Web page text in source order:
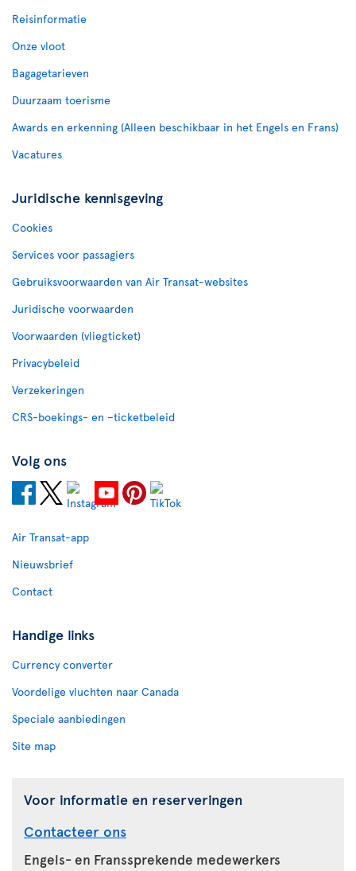
Reisinformatie
Onze vloot
Bagagetarieven
Duurzaam toerisme
Awards en erkenning (Alleen beschikbaar in het Engels en Frans)
Vacatures
Juridische kennisgeving
Cookies
Services voor passagiers
Gebruiksvoorwaarden van Air Transat-websites
Juridische voorwaarden
Voorwaarden (vliegticket)
Privacybeleid
Verzekeringen
CRS-boekings- en –ticketbeleid
Volg ons
Air Transat-app
Nieuwsbrief
Contact
Handige links
Currency converter
Voordelige vluchten naar Canada
Speciale aanbiedingen
Site map
Voor informatie en reserveringen
Contacteer ons
Engels- en Franssprekende medewerkers